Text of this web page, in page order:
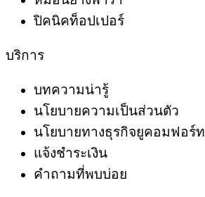
ปิคนิคท็อปเปอร์
บริการ
บทความน่ารู้
นโยบายความเป็นส่วนตัว
นโยบายทางธุรกิจยูคอมฟอร์ท
แจ้งชำระเงิน
คำถามที่พบบ่อย